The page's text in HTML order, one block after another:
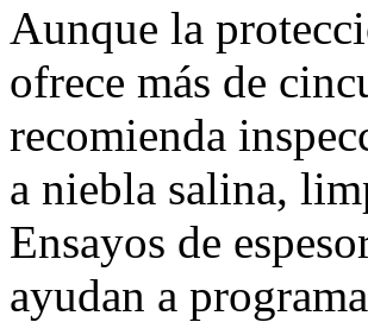
Aunque la
ofrece más de
recomienda
a niebla salina,
Ensayos de
ayudan a